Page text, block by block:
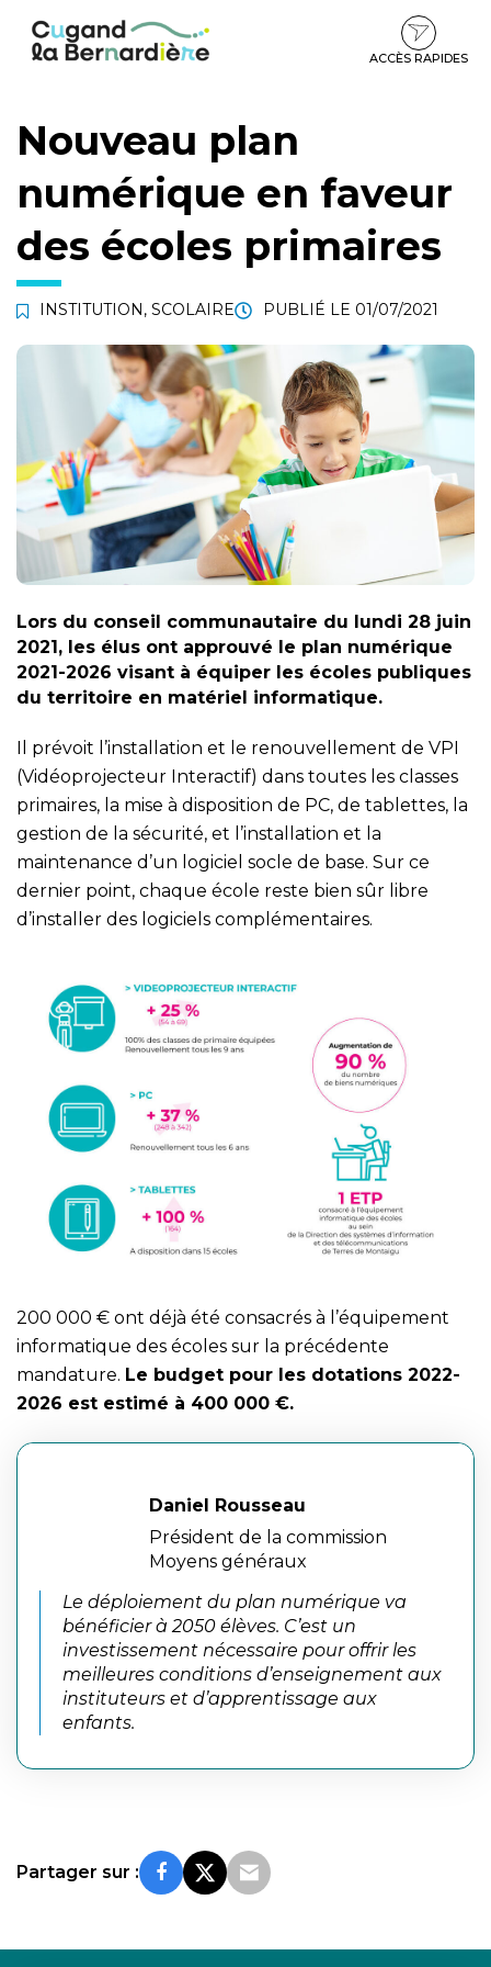
contenu
pied
ACCÈS RAPIDES
Nouveau plan
numérique en faveur
des écoles primaires
INSTITUTION, SCOLAIRE PUBLIÉ LE 01/07/2021
Lors du conseil communautaire du lundi 28 juin
2021, les élus ont approuvé le plan numérique
2021-2026 visant à équiper les écoles publiques
du territoire en matériel informatique.
Il prévoit l’installation et le renouvellement de VPI
(Vidéoprojecteur Interactif) dans toutes les classes
primaires, la mise à disposition de PC, de tablettes, la
gestion de la sécurité, et l’installation et la
maintenance d’un logiciel socle de base. Sur ce
dernier point, chaque école reste bien sûr libre
d’installer des logiciels complémentaires.
200 000 € ont déjà été consacrés à l’équipement
informatique des écoles sur la précédente
mandature. Le budget pour les dotations 2022-
2026 est estimé à 400 000 €.
Daniel Rousseau
Président de la commission
Moyens généraux
Le déploiement du plan numérique va
bénéficier à 2050 élèves. C’est un
investissement nécessaire pour offrir les
meilleures conditions d’enseignement aux
instituteurs et d’apprentissage aux
enfants.
Partager sur :